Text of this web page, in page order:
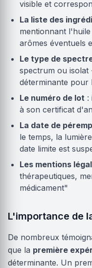
visible et
La liste des
mentionnant
arômes éventuels
Le type de
spectrum ou
déterminante pour
Le numéro de lot :
à son certificat
La date de
le temps, la
date limite est
Les mentions
thérapeutiques,
médicament"
L'importance de
De nombreux
que la première
déterminante. Un